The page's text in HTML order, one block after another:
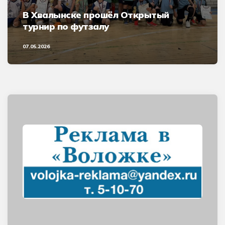
В Хвалынске прошёл Открытый
турнир по футзалу
07.05.2026